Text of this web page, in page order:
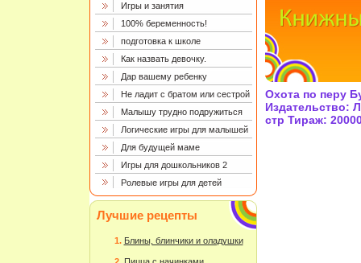
Игры и занятия
100% беременность!
подготовка к школе
Как назвать девочку.
Дар вашему ребенку
Не ладит с братом или сестрой
Малышу трудно подружиться
Логические игры для малышей
Для будущей маме
Игры для дошкольников 2
Ролевые игры для детей
Лучшие рецепты
Блины, блинчики и оладушки
Охота по перу
Издательство:
стр Тираж: